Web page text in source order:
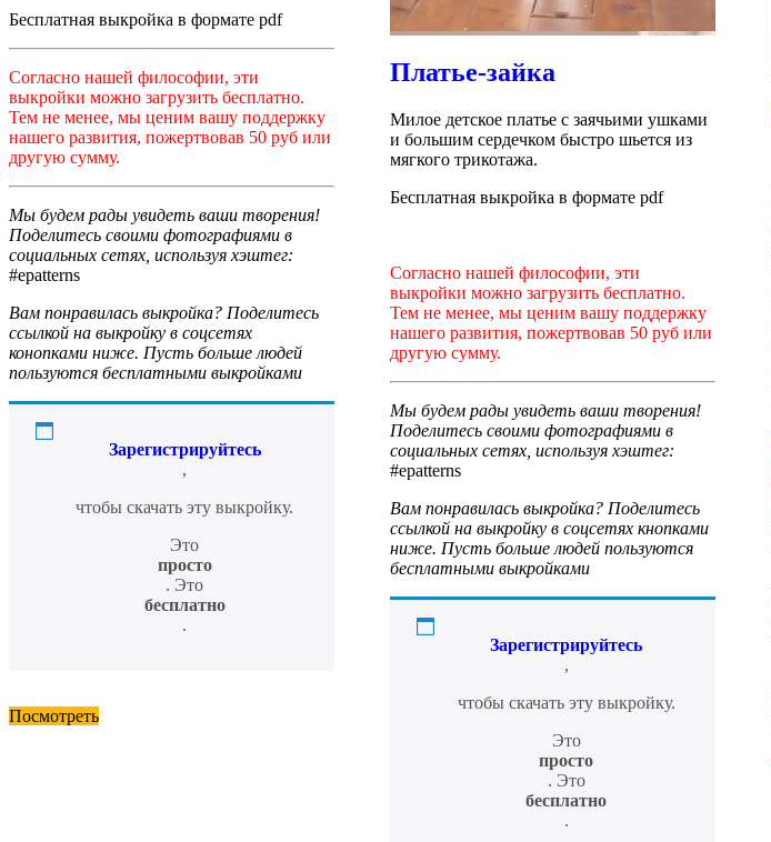
Бесплатная выкройка в формате pdf
Согласно нашей философии, эти
выкройки можно загрузить бесплатно.
Тем не менее, мы ценим вашу поддержку
нашего развития, пожертвовав 50 руб или
другую сумму.
Мы будем рады увидеть ваши творения!
Поделитесь своими фотографиями в
социальных сетях, используя хэштег:
#epatterns
Вам понравилась выкройка? Поделитесь
ссылкой на выкройку в соцсетях
конопками ниже. Пусть больше людей
пользуются бесплатными выкройками
Зарегистрируйтесь
,
чтобы скачать эту выкройку.
Это
просто
. Это
бесплатно
.
Посмотреть
Платье-зайка
Милое детское платье с заячьими ушками
и большим сердечком быстро шьется из
мягкого трикотажа.
Бесплатная выкройка в формате pdf
Согласно нашей философии, эти
выкройки можно загрузить бесплатно.
Тем не менее, мы ценим вашу поддержку
нашего развития, пожертвовав 50 руб или
другую сумму.
Мы будем рады увидеть ваши творения!
Поделитесь своими фотографиями в
социальных сетях, используя хэштег:
#epatterns
Вам понравилась выкройка? Поделитесь
ссылкой на выкройку в соцсетях кнопками
ниже. Пусть больше людей пользуются
бесплатными выкройками
Зарегистрируйтесь
,
чтобы скачать эту выкройку.
Это
просто
. Это
бесплатно
.